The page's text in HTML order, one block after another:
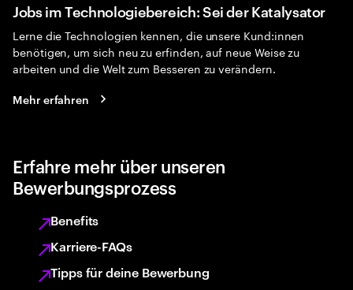
Jobs im Technologiebereich: Sei der Katalysator
Lerne die Technologien kennen, die unsere Kund:innen
benötigen, um sich neu zu erfinden, auf neue Weise zu
arbeiten und die Welt zum Besseren zu verändern.
Mehr erfahren
Erfahre mehr über unseren
Bewerbungsprozess
Benefits
Karriere-FAQs
Tipps für deine Bewerbung